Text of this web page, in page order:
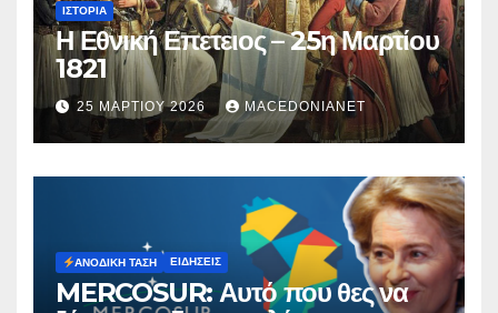
ΙΣΤΟΡΊΑ
Η Εθνική Επετειος – 25η Μαρτίου
1821
25 ΜΑΡΤΊΟΥ 2026 MACEDONIANET
ΑΝΟΔΙΚΉ ΤΆΣΗ ΕΙΔΉΣΕΙΣ
MERCOSUR: Αυτό που θες να